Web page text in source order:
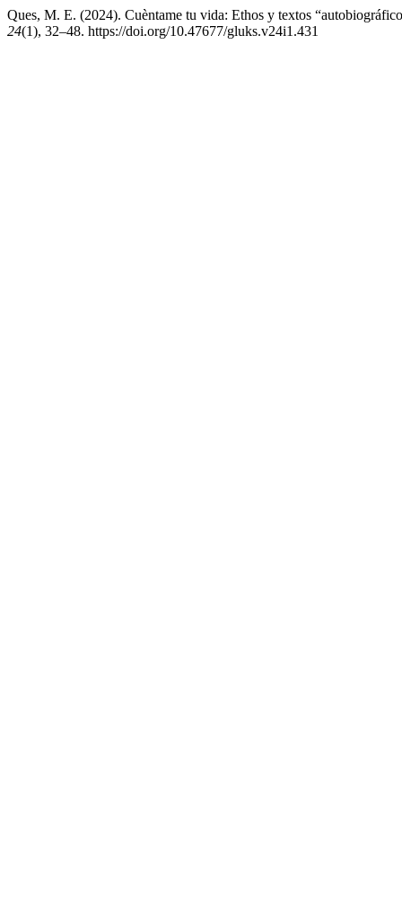
Ques, M. E. (2024). Cuèntame tu vida: Ethos y textos
24(1), 32–48. https://doi.org/10.47677/gluks.v24i1.431